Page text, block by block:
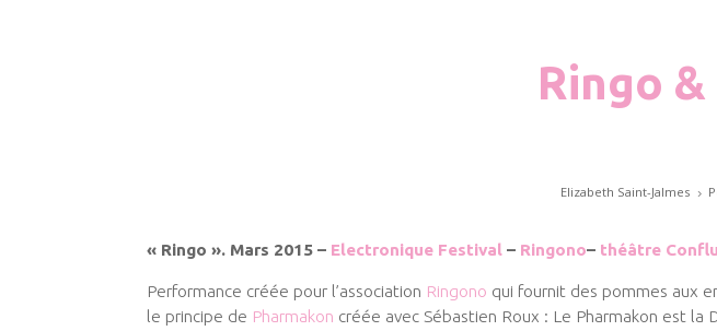
Ringo
Elizabeth Saint-Jalmes 5
« Ringo ». Mars 2015 – Electronique Festival – Ringono– théâtre
Performance créée pour l’association Ringono qui fournit des pommes aux
le principe de Pharmakon créée avec Sébastien Roux : Le Pharmakon est